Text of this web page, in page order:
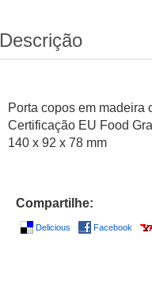
Descrição
Porta copos em madeira
Certificação EU Food
140 x 92 x 78 mm
Compartilhe:
Delicious Facebook